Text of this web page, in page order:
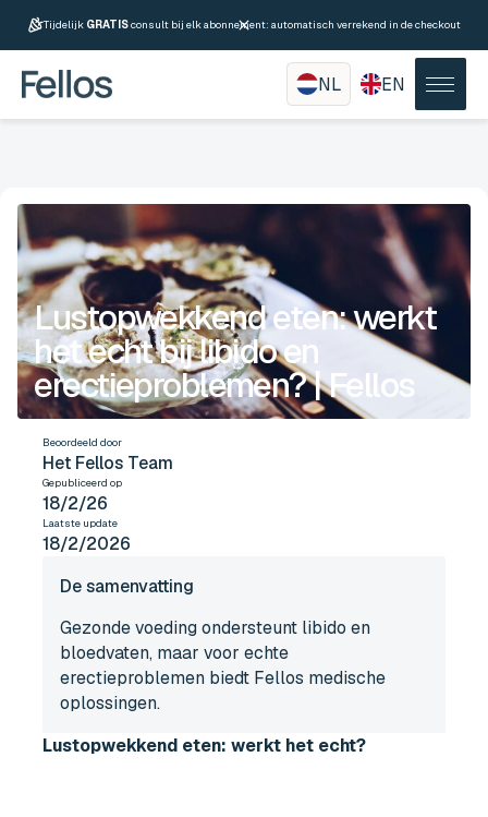
Tijdelijk GRATISconsult bij elk abonnement: automatisch verrekend in de checkout
NL EN
Lustopwekkend eten: werkt
het echt bij libido en
erectieproblemen? | Fellos
Beoordeeld door
Het Fellos Team
Gepubliceerd op
18/2/26
Laatste update
18/2/2026
De samenvatting
Gezonde voeding ondersteunt libido en
bloedvaten, maar voor echte
erectieproblemen biedt Fellos medische
oplossingen.
Lustopwekkend eten: werkt het echt?